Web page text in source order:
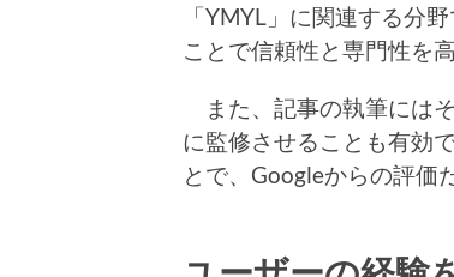
「YMYL」に関連する分
ことで信頼性と専門性を
また、記事の執筆には
に監修させることも有効
とで、Googleからの評価